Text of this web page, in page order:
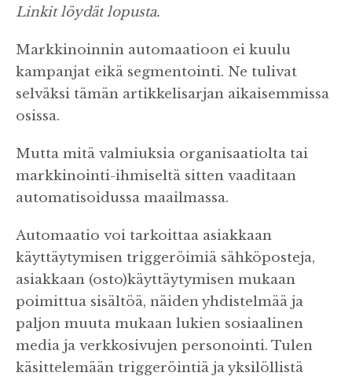
Linkit löydät lopusta.
Markkinoinnin automaatioon ei kuulu
kampanjat eikä segmentointi. Ne tulivat
selväksi tämän artikkelisarjan aikaisemmissa
osissa.
Mutta mitä valmiuksia organisaatiolta tai
markkinointi-ihmiseltä sitten vaaditaan
automatisoidussa maailmassa.
Automaatio voi tarkoittaa asiakkaan
käyttäytymisen triggeröimiä sähköposteja,
asiakkaan (osto)käyttäytymisen mukaan
poimittua sisältöä, näiden yhdistelmää ja
paljon muuta mukaan lukien sosiaalinen
media ja verkkosivujen personointi. Tulen
käsittelemään triggeröintiä ja yksilöllistä